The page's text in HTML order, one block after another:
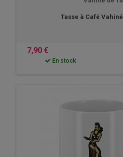
Tasse à Café
7,90 €
En stock